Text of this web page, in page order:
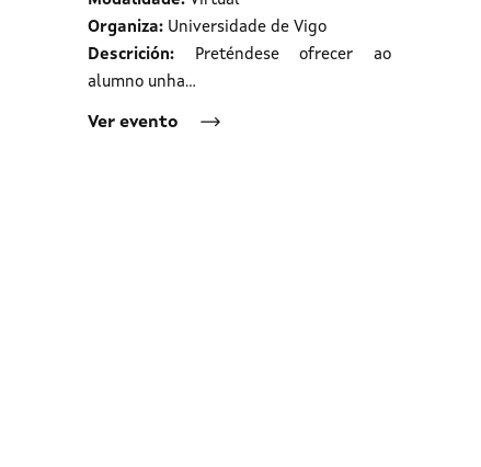
Organiza: Universidade de Vigo
Descrición:
Preténdese ofrecer ao
alumno unha…
Ver evento